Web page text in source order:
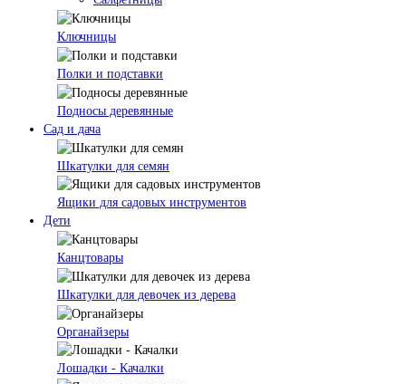
Ключницы
Полки и подставки
Подносы деревянные
Сад и дача
Шкатулки для семян
Ящики для садовых инструментов
Дети
Канцтовары
Шкатулки для девочек из дерева
Органайзеры
Лошадки - Качалки